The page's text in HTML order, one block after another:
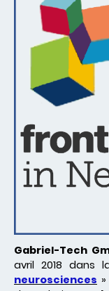
Gabriel-Tech
avril 2018 dans
neurosciences